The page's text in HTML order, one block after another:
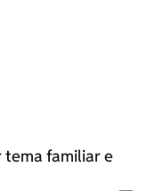
tema familiar e